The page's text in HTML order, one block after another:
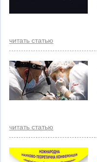
читать статью
читать статью